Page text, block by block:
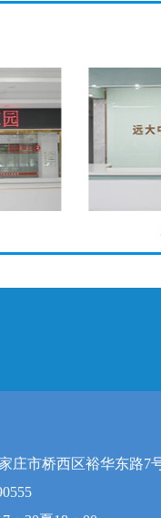
庄市桥西区裕华东路7